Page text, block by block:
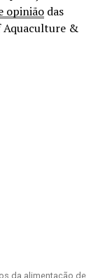
opinião das
Aquaculture &
da alimentação de